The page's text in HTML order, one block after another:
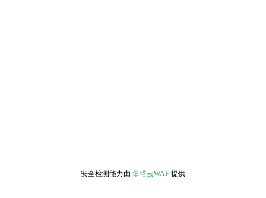
安全检测能力由 堡塔云WAF 提供